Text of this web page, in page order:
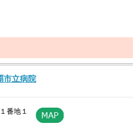
市立病院
番地１